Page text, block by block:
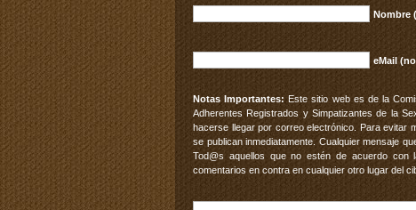
Nombre
eMail
Notas Importantes:Este sitio web es de la
Adherentes Registrados y Simpatizantes de la
hacerse llegar por correo electrónico. Para evitar
se publican inmediatamente. Cualquier mensaje
Tod@s aquellos que no estén de acuerdo
comentarios en contra en cualquier otro lugar del